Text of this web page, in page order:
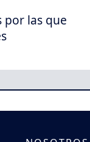
por las que